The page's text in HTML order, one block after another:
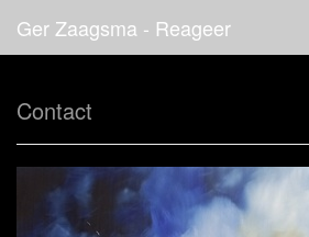
Ger Zaagsma - Reageer
Contact